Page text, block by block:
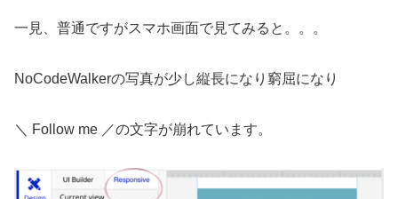
一見、普通ですがスマホ画面で見てみると。。。
NoCodeWalkerの写真が少し縦長になり窮屈になり
＼ Follow me ／の文字が崩れています。